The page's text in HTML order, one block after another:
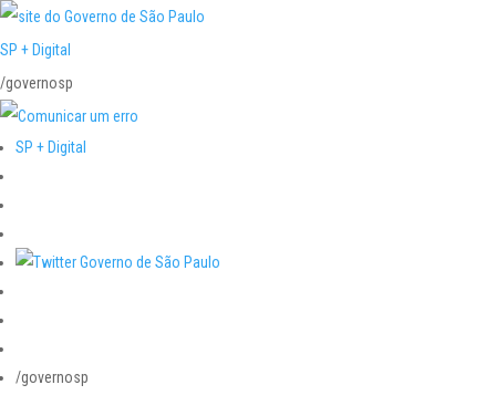
SP + Digital
/governosp
SP + Digital
/governosp